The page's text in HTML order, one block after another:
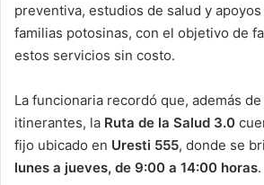
preventiva, estudios de salud y
familias potosinas, con el objetivo de
estos servicios sin costo.
La funcionaria recordó que, además
itinerantes, la Ruta de la Salud 3.0
fijo ubicado en Uresti 555, donde se
lunes a jueves, de 9:00 a 14:00 horas.